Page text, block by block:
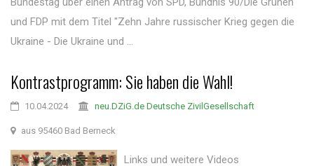
und FDP mit dem Titel "Zehn Jahre russischer Krieg gegen die
Ukraine - Die Ukraine und ...
Kontrastprogramm: Sie haben die Wahl!
10.04.2024 neu.DZiG.de Deutsche ZivilGesellschaft
aus 95460 Bad Berneck
Links und weitere Videos